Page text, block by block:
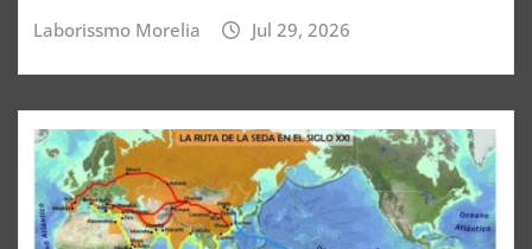
Laborissmo Morelia Jul 29, 2026